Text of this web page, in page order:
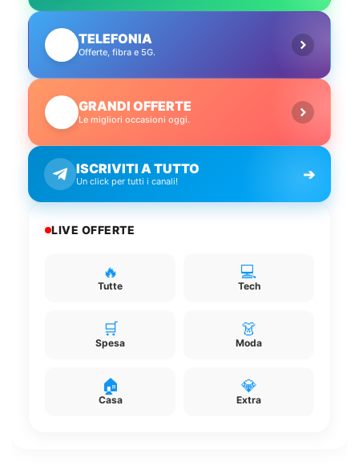
TELEFONIA
Offerte, fibra e 5G.
GRANDI OFFERTE
Le migliori occasioni oggi.
ISCRIVITI A TUTTO
Un click per tutti i canali! ➔
LIVE OFFERTE
🔥
Tutte
💻
Tech
🛒
Spesa
👗
Moda
🏠
Casa
💎
Extra